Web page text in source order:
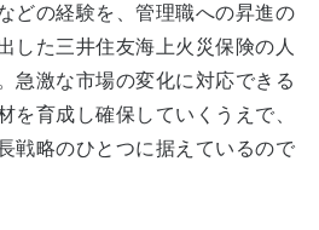
どの経験を、管理職への昇進の
した三井住友海上火災保険の人
急激な市場の変化に対応できる
を育成し確保していくうえで、
戦略のひとつに据えているので